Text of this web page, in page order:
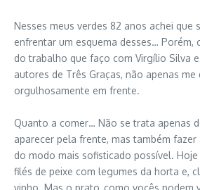
Nesses meus verdes 82 anos achei que
enfrentar um esquema desses… Porém,
do trabalho que faço com Virgílio Silva
autores de Três Graças, não apenas
orgulhosamente em frente.
Quanto a comer… Não se trata apenas
aparecer pela frente, mas também
do modo mais sofisticado possível.
filés de peixe com legumes da horta e,
vinho. Mas o prato, como vocês podem